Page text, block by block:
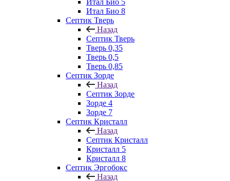
Итал Био 5
Итал Био 8
Септик Тверь
Назад
Септик Тверь
Тверь 0,35
Тверь 0,5
Тверь 0,85
Септик Зорде
Назад
Септик Зорде
Зорде 4
Зорде 7
Септик Кристалл
Назад
Септик Кристалл
Кристалл 5
Кристалл 8
Септик Эргобокс
Назад